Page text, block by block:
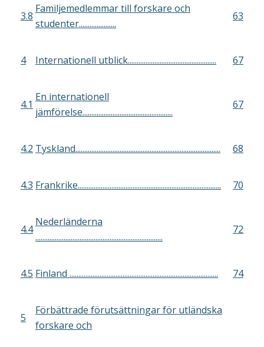
3.8
Familjemedlemmar till forskare och
studenter.....................
63
4 Internationell utblick.................................................. 67
4.1
En internationell
jämförelse...................................................
67
4.2 Tyskland.................................................................................. 68
4.3 Frankrike................................................................................. 70
4.4
Nederländerna
........................................................................
72
4.5 Finland .................................................................................... 74
5
Förbättrade förutsättningar för utländska
forskare och